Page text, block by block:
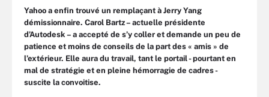
Yahoo a enfin trouvé un remplaçant à Jerry Yang
démissionnaire. Carol Bartz – actuelle présidente
d’Autodesk – a accepté de s’y coller et demande un peu de
patience et moins de conseils de la part des « amis » de
l’extérieur. Elle aura du travail, tant le portail - pourtant en
mal de stratégie et en pleine hémorragie de cadres -
suscite la convoitise.